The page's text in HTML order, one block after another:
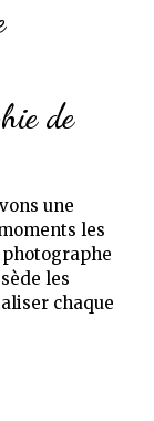
de
une
les
les
chaque